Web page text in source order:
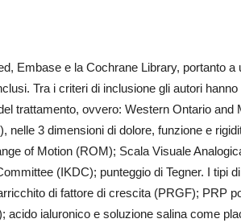
Embase e la Cochrane Library, portanto a
Tra i criteri di inclusione gli autori
trattamento, ovvero: Western Ontario and
3 dimensioni di dolore, funzione e
of Motion (ROM); Scala Visuale
(IKDC); punteggio di Tegner. I tipi
di fattore di crescita (PRGF); PRP
ialuronico e soluzione salina come